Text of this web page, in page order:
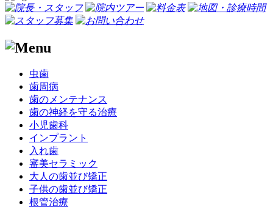
虫歯
歯周病
歯のメンテナンス
歯の神経を守る治療
小児歯科
インプラント
入れ歯
審美セラミック
大人の歯並び矯正
子供の歯並び矯正
根管治療